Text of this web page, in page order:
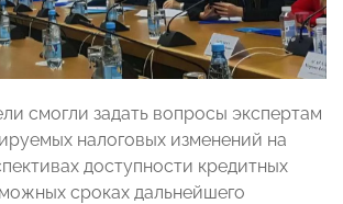
смогли задать вопросы экспертам
налоговых изменений на
доступности кредитных
сроках дальнейшего